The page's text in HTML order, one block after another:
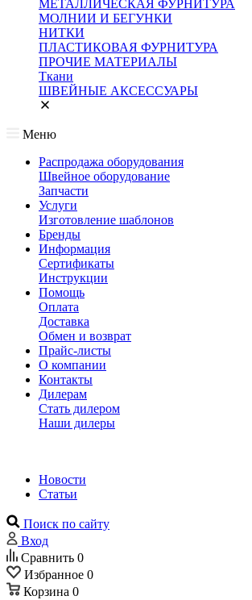
МЕТАЛЛИЧЕСКАЯ ФУРНИТУРА
МОЛНИИ И БЕГУНКИ
НИТКИ
ПЛАСТИКОВАЯ ФУРНИТУРА
ПРОЧИЕ МАТЕРИАЛЫ
Ткани
ШВЕЙНЫЕ АКСЕССУАРЫ
Меню
Распродажа оборудования
Швейное оборудование
Запчасти
Услуги
Изготовление шаблонов
Бренды
Информация
Сертификаты
Инструкции
Помощь
Оплата
Доставка
Обмен и возврат
Прайс-листы
О компании
Контакты
Дилерам
Стать дилером
Наши дилеры
Новости
Статьи
Поиск по сайту
Вход
Сравнить 0
Избранное 0
Корзина 0